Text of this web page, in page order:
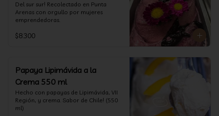
Del sur sur! Recolectado en Punta
Arenas con orgullo por mujeres
emprendedoras.
$8.300
Papaya Lipimávida a la
Crema 550 ml
Hecho con papayas de Lipimávida, VII
Región, y crema. Sabor de Chile! (550
ml)